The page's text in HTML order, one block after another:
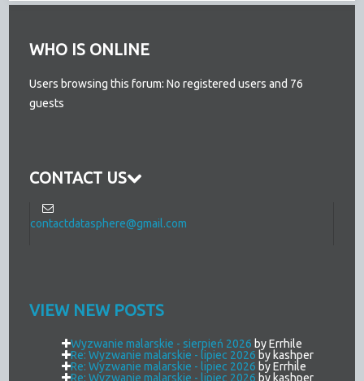
WHO IS ONLINE
Users browsing this forum: No registered users and 76
guests
CONTACT US
contactdatasphere@gmail.com
VIEW NEW POSTS
Wyzwanie malarskie - sierpień 2026 by Errhile
Re: Wyzwanie malarskie - lipiec 2026 by kashper
Re: Wyzwanie malarskie - lipiec 2026 by Errhile
Re: Wyzwanie malarskie - lipiec 2026 by kashper